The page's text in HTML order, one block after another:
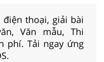
điện thoại, giải bài
Văn mẫu, Thi
phí. Tải ngay ứng